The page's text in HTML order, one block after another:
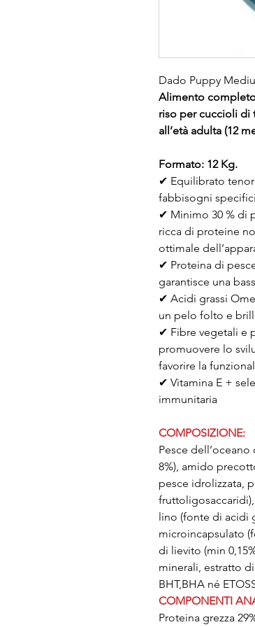
Dado Puppy
Alimento
riso per cuccioli di
all’età adulta (12
Formato: 12 Kg.
✔ Equilibrato
fabbisogni
✔ Minimo 30 % di
ricca di proteine
ottimale
✔ Proteina di
garantisce una
✔ Acidi grassi
un pelo folto
✔ Fibre vegetali e
promuovere lo
favorire la
✔ Vitamina E +
immunitaria
COMPOSIZIONE:
Pesce
8%), amido
pesce idrolizzata,
lino (fonte di acidi
microincapsulato
di lievito (min
minerali, estratto di
BHT,BHA né
COMPONENTI
Proteina grezza